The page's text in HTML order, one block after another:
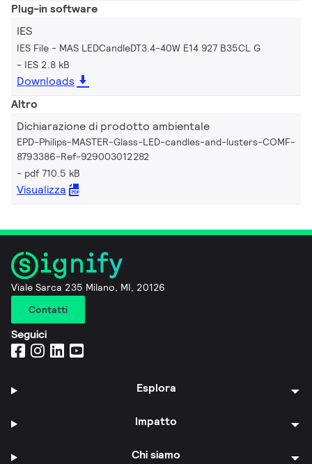
Plug-in software
IES
IES File - MAS LEDCandleDT3.4-40W E14 927 B35CL G
IES 2.8 kB
Downloads
Altro
Dichiarazione di prodotto ambientale
EPD-Philips-MASTER-Glass-LED-candles-and-lusters-COMF-
8793386-Ref-929003012282
pdf 710.5 kB
Visualizza
Viale Sarca 235 Milano, MI, 20126
Contatti
Seguici
Esplora
Impatto
Chi siamo